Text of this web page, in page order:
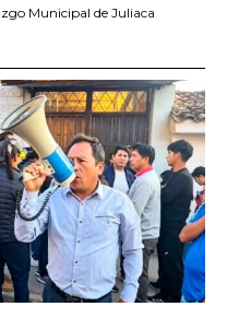
Municipal de Juliaca